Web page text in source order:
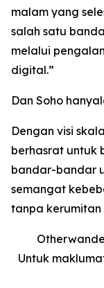
malam yang
salah satu
melalui
digital.”
Dan Soho
Dengan visi
berhasrat untuk
bandar-bandar
semangat
tanpa
Untuk